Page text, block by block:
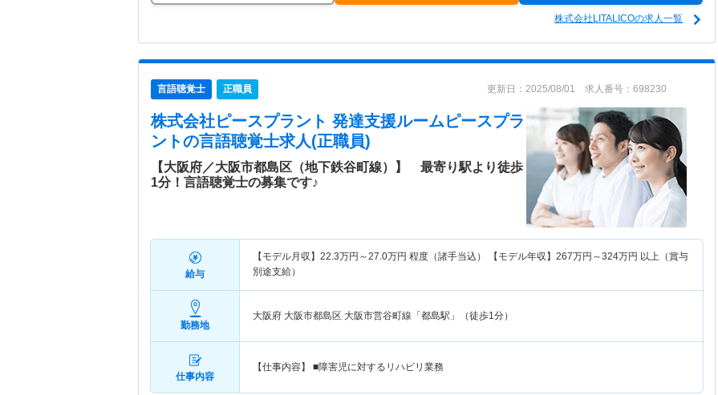
株式会社LITALICOの求人一覧
言語聴覚士 正職員 更新日：2025/08/01 求人番号：698230
株式会社ピースプラント 発達支援ルームピースプラ
ントの言語聴覚士求人(正職員)
【大阪府／大阪市都島区（地下鉄谷町線）】 最寄り駅より徒歩
1分！言語聴覚士の募集です♪
給与
【モデル月収】 22.3万円～27.0万円 程度（諸手当込） 【モデル年収】 267万円～324万円 以上（賞与
別途支給）
勤務地
大阪府 大阪市都島区 大阪市営谷町線「都島駅」（徒歩1分）
仕事内容
【仕事内容】 ■障害児に対するリハビリ業務